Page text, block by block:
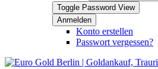
Toggle Password View
Konto erstellen
Passwort vergessen?